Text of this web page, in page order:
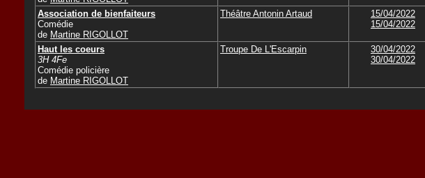
Association de bienfaiteurs
Comédie
de Martine RIGOLLOT
Théâtre Antonin Artaud
15/04/2022
15/04/2022
Haut les coeurs
3H 4Fe
Comédie policière
de Martine RIGOLLOT
Troupe De L'Escarpin
30/04/2022
30/04/2022